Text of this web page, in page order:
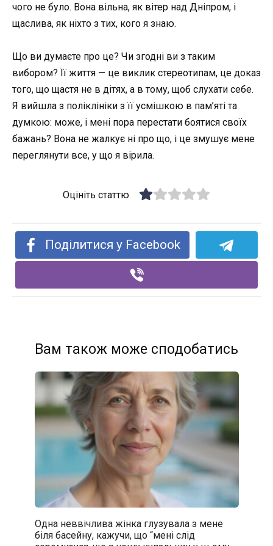
чого не було. Вона вільна, як вітер над Дніпром, і
щаслива, як ніхто з тих, кого я знаю.
Що ви думаєте про це? Чи згодні ви з таким
вибором? Її життя — це виклик стереотипам, це доказ
того, що щастя не в дітях, а в тому, щоб слухати себе.
Я вийшла з поліклініки з її усмішкою в пам’яті та
думкою: може, і мені пора перестати боятися своїх
бажань? Вона не жалкує ні про що, і це змушує мене
переглянути все, у що я вірила.
Оцініть статтю
Поділитися у Facebook
Вам також може сподобатись
Одна неввічлива жінка глузувала з мене
біля басейну, кажучи, що “мені слід